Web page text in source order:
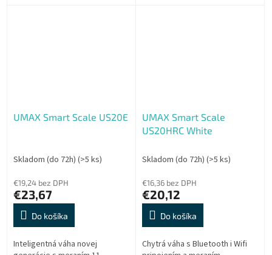
UMAX Smart Scale US20E
Skladom (do 72h) (>5 ks)
€19,24 bez DPH
€23,67
Do košíka
Inteligentná váha novej
UMAX Smart Scale
US20HRC White
Skladom (do 72h) (>5 ks)
€16,36 bez DPH
€20,12
Do košíka
Chytrá váha s Bluetooth i Wifi